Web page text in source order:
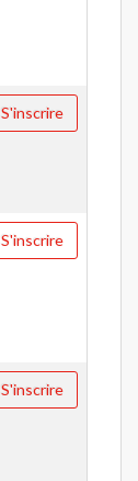
S'inscrire
S'inscrire
S'inscrire